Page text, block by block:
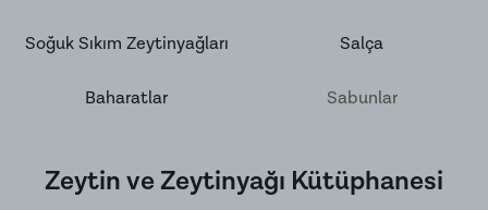
Soğuk Sıkım Zeytinyağları Salça
Baharatlar Sabunlar
Zeytin ve Zeytinyağı Kütüphanesi